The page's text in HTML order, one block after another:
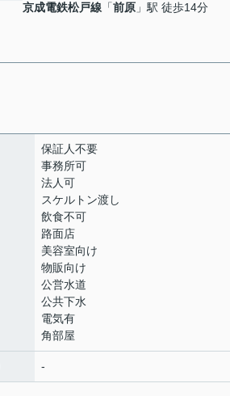
京成電鉄松戸線 「前原 」駅 徒歩14分
保証人不要
事務所可
法人可
スケルトン渡し
飲食不可
路面店
美容室向け
物販向け
公営水道
公共下水
電気有
角部屋
-